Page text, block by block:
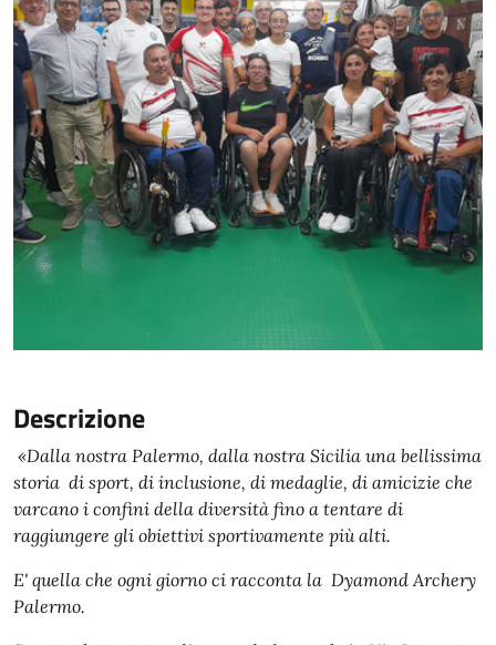
Descrizione
«Dalla nostra Palermo, dalla nostra Sicilia una bellissima
storia di sport, di inclusione, di medaglie, di amicizie che
varcano i confini della diversità fino a tentare di
raggiungere gli obiettivi sportivamente più alti.
E' quella che ogni giorno ci racconta la Dyamond Archery
Palermo.